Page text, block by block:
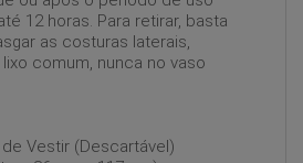
12 horas. Para retirar, basta
as costuras laterais,
comum, nunca no vaso
Vestir (Descartável)